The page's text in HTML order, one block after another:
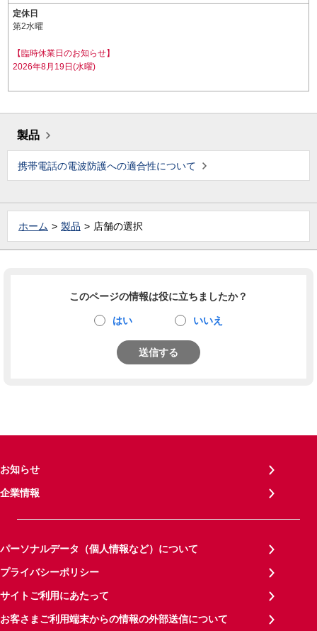
定休日
第2水曜
【臨時休業日のお知らせ】
2026年8月19日(水曜)
製品
携帯電話の電波防護への適合性について
ホーム 製品 店舗の選択
このページの情報は役に立ちましたか？
はい いいえ
送信する
お知らせ
企業情報
パーソナルデータ（個人情報など）について
プライバシーポリシー
サイトご利用にあたって
お客さまご利用端末からの情報の外部送信について